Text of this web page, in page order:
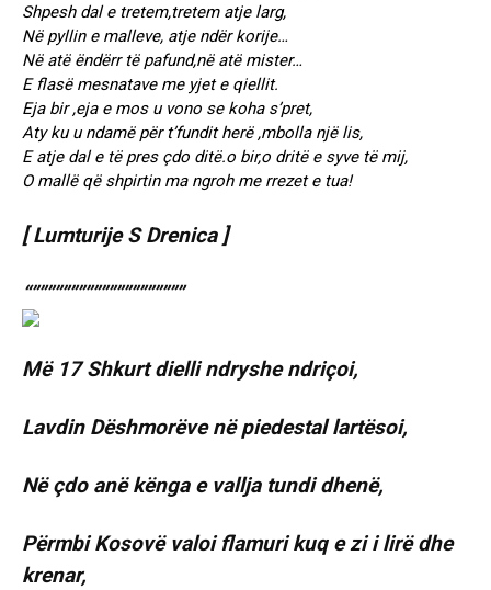
Shpesh dal e tretem,tretem atje larg,
Në pyllin e malleve, atje ndër korije…
Në atë ëndërr të pafund,në atë mister…
E flasë mesnatave me yjet e qiellit.
Eja bir ,eja e mos u vono se koha s’pret,
Aty ku u ndamë për t’fundit herë ,mbolla një lis,
E atje dal e të pres çdo ditë.o bir,o dritë e syve të mij,
O mallë që shpirtin ma ngroh me rrezet e tua!
[ Lumturije S Drenica ]
“””””””””””””””””””””
Më 17 Shkurt dielli ndryshe ndriçoi,
Lavdin Dëshmorëve në piedestal lartësoi,
Në çdo anë kënga e vallja tundi dhenë,
Përmbi Kosovë valoi flamuri kuq e zi i lirë dhe
krenar,